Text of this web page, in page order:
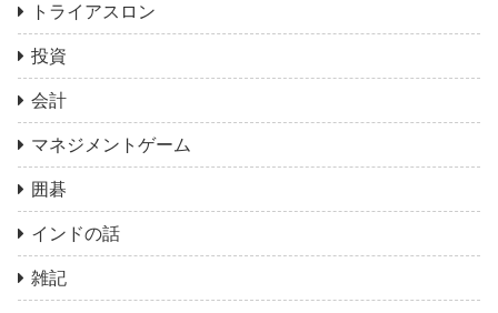
トライアスロン
投資
会計
マネジメントゲーム
囲碁
インドの話
雑記